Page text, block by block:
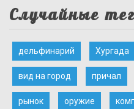
Случайные
дельфинарий Хургада
вид на город причал
рынок оружие